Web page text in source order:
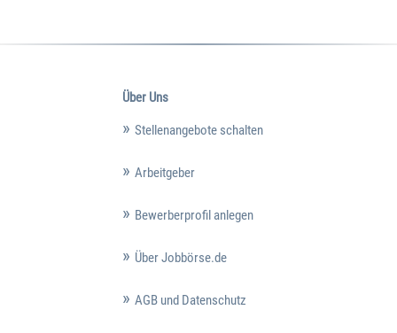
Über Uns
Stellenangebote schalten
Arbeitgeber
Bewerberprofil anlegen
Über Jobbörse.de
AGB und Datenschutz